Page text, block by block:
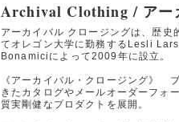
Archival Clothing / アー
アーカイバル クロージングは、歴史
てオレゴン大学に勤務するLesli
Bonamiciによって2009年に設立。
《アーカイバル・クロージング》
きたカタログやメールオーダーフォ
質実剛健なプロダクトを展開。